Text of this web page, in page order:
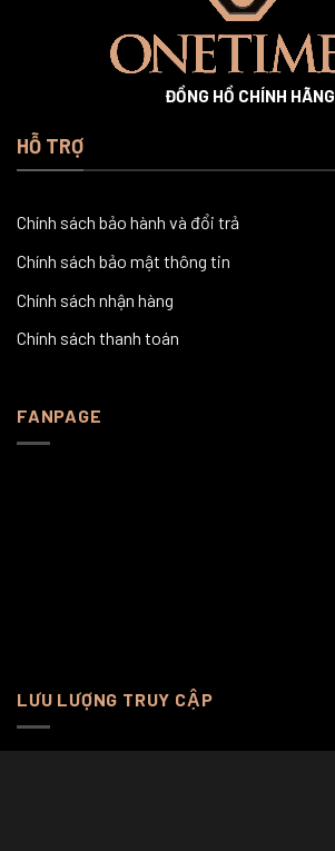
ĐỒNG HỒ CHÍNH HÃNG
HỖ TRỢ
Chính sách bảo hành và đổi trả
Chính sách bảo mật thông tin
Chính sách nhận hàng
Chính sách thanh toán
FANPAGE
LƯU LƯỢNG TRUY CẬP